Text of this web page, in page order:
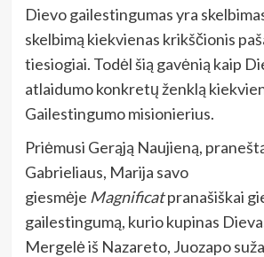
Dievo gailestingumas yra
skelbimą kiekvienas krikščionis
tiesiogiai. Todėl šią gavėnią kaip
atlaidumo konkretų ženklą
Gailestingumo misionierius.
Priėmusi Gerąją Naujieną,
Gabrieliaus, Marija savo
giesmėje Magnificatpranašiškai
gailestingumą, kurio kupinas
Mergelė iš Nazareto, Juozapo